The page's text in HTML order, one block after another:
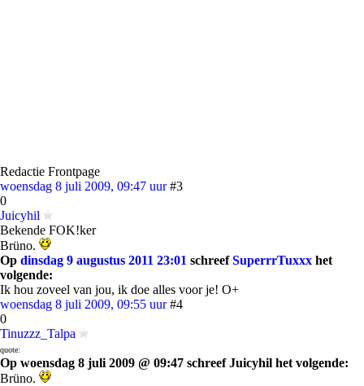
Redactie Frontpage
woensdag 8 juli 2009, 09:47 uur #3
0
Juicyhil
Bekende FOK!ker
Brüno.
Op dinsdag 9 augustus 2011 23:01 schreefSuperrrTuxxx het
volgende:
Ik hou zoveel van jou, ik doe alles voor je! O+
woensdag 8 juli 2009, 09:55 uur #4
0
Tinuzzz_Talpa
quote:
Op woensdag 8 juli 2009 @ 09:47 schreef Juicyhil het volgende:
Brüno.